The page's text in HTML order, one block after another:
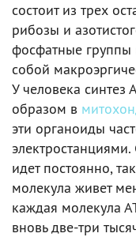
состоит из трех
рибозы и
фосфатные
собой
У человека синтез
образом в
эти органоиды
идет постоянно,
молекула живет
каждая молекула
вновь две-три